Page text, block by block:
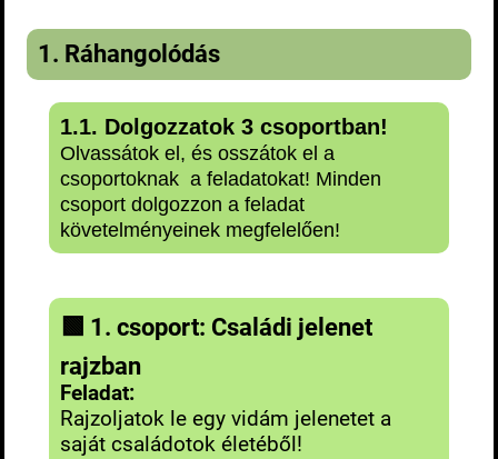
1. Ráhango lódás
1.1. Dolgozzatok 3 csoportban!
Olvassátok el, és osszátok el a
csoportoknak a feladatokat! Minden
csoport dolgozzon a feladat
követelményeinek megfelelően!
🟩 1. csoport: Családi jelenet
rajzban
Feladat:
Rajzoljatok le egy vidám jelenetet a
saját családotok életéből!